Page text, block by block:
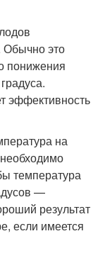
Обычно это
понижения
эффективность
на
температура
—
результат
если имеется